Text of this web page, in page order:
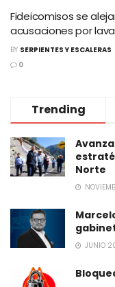
Fideicomisos se
acusaciones por
BY SERPIENTES Y ESCALERAS
0
Trending
Norte
JUNIO